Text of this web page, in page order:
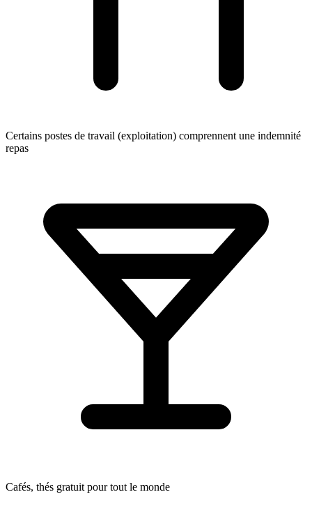
Certains postes de travail (exploitation) comprennent une indemnité
repas
Cafés, thés gratuit pour tout le monde